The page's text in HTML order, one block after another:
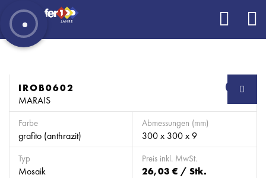
SB
IROB0602
MARAIS
Farbe
grafito (anthrazit)
Abmessungen (mm)
300 x 300 x 9
Typ
Mosaik
Preis inkl. MwSt.
26,03 € / Stk.